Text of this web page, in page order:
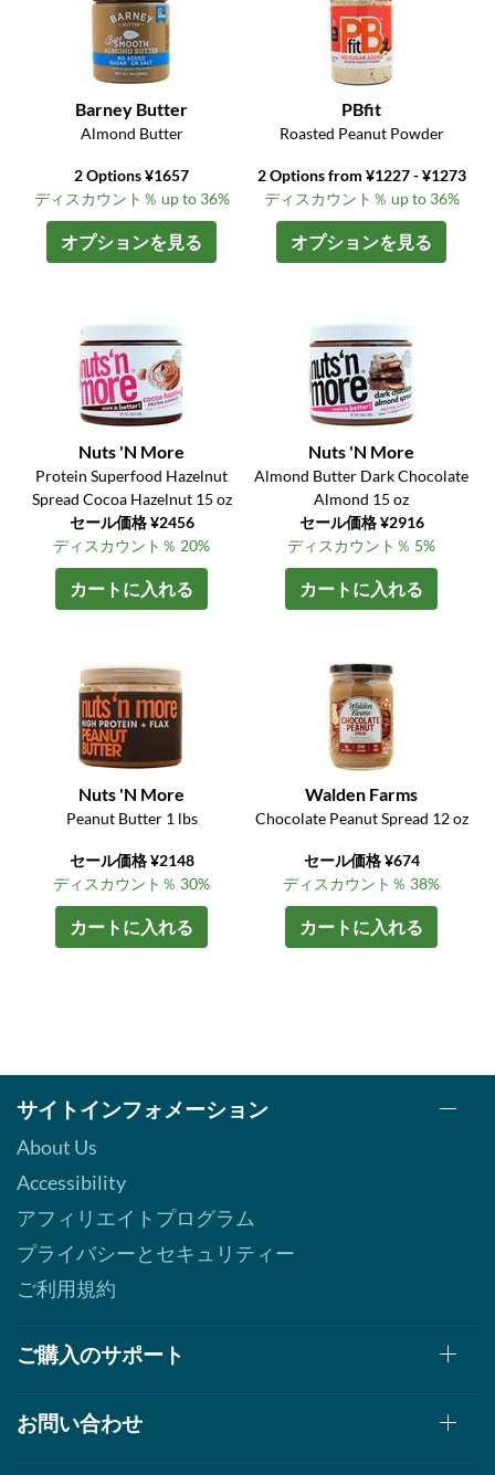
Barney Butter
Almond Butter
2 Options ¥1657
ディスカウント％ up to 36%
オプションを見る
PBfit
Roasted Peanut Powder
2 Options from ¥1227 - ¥1273
ディスカウント％ up to 36%
オプションを見る
Nuts 'N More
Protein Superfood Hazelnut
Spread Cocoa Hazelnut 15 oz
セール価格 ¥2456
ディスカウント％ 20%
カートに入れる
Nuts 'N More
Almond Butter Dark Chocolate
Almond 15 oz
セール価格 ¥2916
ディスカウント％ 5%
カートに入れる
Nuts 'N More
Peanut Butter 1 lbs
セール価格 ¥2148
ディスカウント％ 30%
カートに入れる
Walden Farms
Chocolate Peanut Spread 12 oz
セール価格 ¥674
ディスカウント％ 38%
カートに入れる
サイトインフォメーション
About Us
Accessibility
アフィリエイトプログラム
プライバシーとセキュリティー
ご利用規約
ご購入のサポート
お問い合わせ